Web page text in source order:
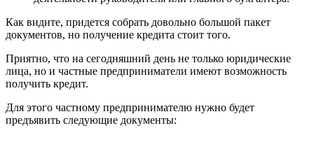
Как видите, придется собрать довольно большой пакет
документов, но получение кредита стоит того.
Приятно, что на сегодняшний день не только юридические
лица, но и частные предприниматели имеют возможность
получить кредит.
Для этого частному предпринимателю нужно будет
предъявить следующие документы: